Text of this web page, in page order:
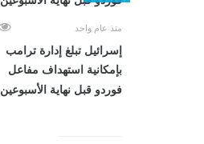
منذ عام واحد
إسرائيل تبلغ إدارة ترامب
بإمكانية استهداف مفاعل
فوردو قبل نهاية الأسبوعين